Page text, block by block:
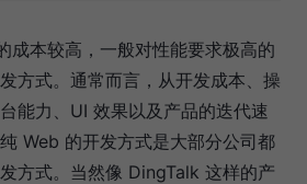
成本较高，一般对性能要求极高的
方式。通常而言，从开发成本、操
能力、UI 效果以及产品的迭代速
Web 的开发方式是大部分公司都
方式。当然像 DingTalk 这样的产